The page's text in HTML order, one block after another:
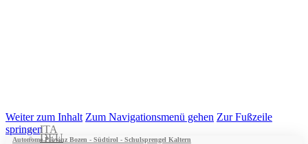
Weiter zum Inhalt Zum Navigationsmenü gehen Zur Fußzeile
springen
Autonome Provinz Bozen - Südtirol - Schulsprengel Kaltern
ITA
DEU